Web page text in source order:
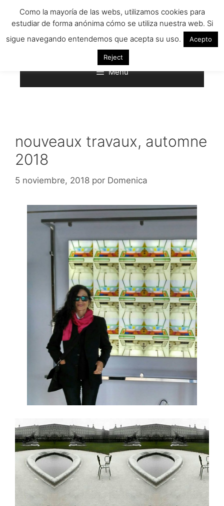
Menú
nouveaux travaux, automne
2018
5 noviembre, 2018 por Domenica
Como la mayoría de las webs, utilizamos cookies para
estudiar de forma anónima cómo se utiliza nuestra web. Si
sigue navegando entendemos que acepta su uso.
Acepto
Reject